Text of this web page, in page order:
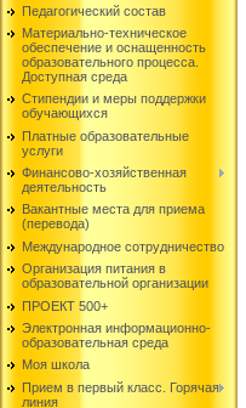
Педагогический состав
Материально-техническое
обеспечение и оснащенность
образовательного процесса.
Доступная среда
Стипендии и меры поддержки
обучающихся
Платные образовательные
услуги
Финансово-хозяйственная
деятельность
Вакантные места для приема
(перевода)
Международное сотрудничество
Организация питания в
образовательной организации
ПРОЕКТ 500+
Электронная информационно-
образовательная среда
Моя школа
Прием в первый класс. Горячая
линия